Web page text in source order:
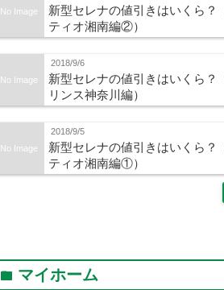
No Image
新型セレナの値引きはいくら？
ティオ湘南編②）
No Image
2018/9/6
新型セレナの値引きはいくら？
リンス神奈川編）
No Image
2018/9/5
新型セレナの値引きはいくら？
ティオ湘南編①）
folder マイホーム